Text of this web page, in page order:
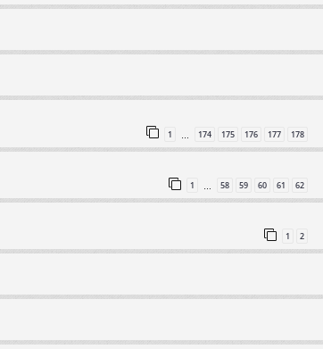
1 174 175 176 177 178
1 58 59 60 61 62
1 2